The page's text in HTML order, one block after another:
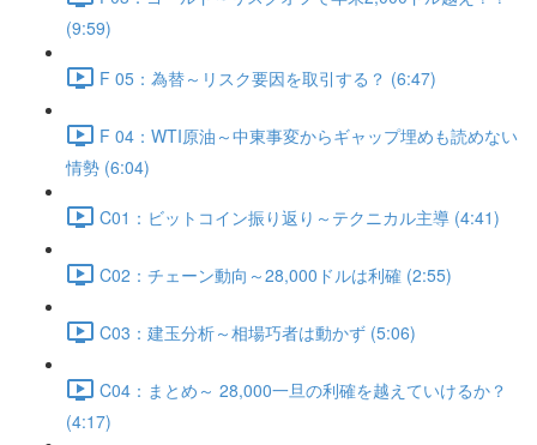
(9:59)
F 05：為替～リスク要因を取引する？ (6:47)
F 04：WTI原油～中東事変からギャップ埋めも読めない
情勢 (6:04)
C01：ビットコイン振り返り～テクニカル主導 (4:41)
C02：チェーン動向～28,000ドルは利確 (2:55)
C03：建玉分析～相場巧者は動かず (5:06)
C04：まとめ～ 28,000一旦の利確を越えていけるか？
(4:17)